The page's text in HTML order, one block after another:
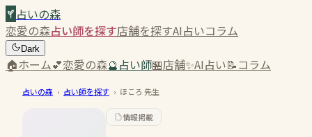
占いの森
恋愛の森占い師を探す店舗を探すAI占いコラム
Dark
🏠ホーム💕恋愛の森🔮占い師🏪店舗✨AI占い📝コラム
占いの森 › 占い師を探す › ほころ 先生
情報掲載